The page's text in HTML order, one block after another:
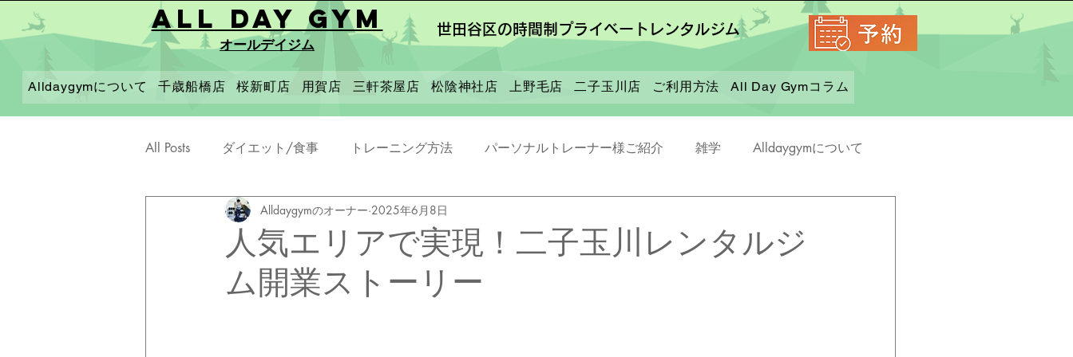
All Day Gym
オールデイジム
世田谷区の時間制プライベートレンタルジム
Alldaygymについて 千歳船橋店 桜新町店 用賀店 三軒茶屋店 松陰神社店 上野毛店 二子玉川店 ご利用方法 All Day Gymコラム
All Posts ダイエット/食事 トレーニング方法 パーソナルトレーナー様ご紹介 雑学 Alldaygymについて
人気エリアで実現！二子玉川レンタルジ
ム開業ストーリー
Alldaygymのオーナー 2025年6月8日